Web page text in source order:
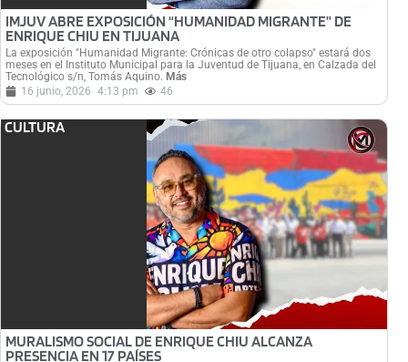
IMJUV ABRE EXPOSICIÓN “HUMANIDAD MIGRANTE” DE
ENRIQUE CHIU EN TIJUANA
La exposición "Humanidad Migrante: Crónicas de otro colapso" estará dos
meses en el Instituto Municipal para la Juventud de Tijuana, en Calzada del
Tecnológico s/n, Tomás Aquino. Más
16 junio, 2026 4:13 pm 46
CULTURA
MURALISMO SOCIAL DE ENRIQUE CHIU ALCANZA
PRESENCIA EN 17 PAÍSES